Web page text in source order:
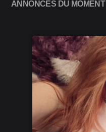
ANNONCES DU MOMENT